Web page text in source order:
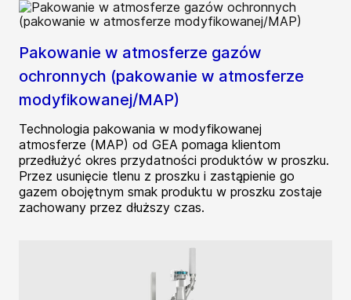
Pakowanie w atmosferze gazów
ochronnych (pakowanie w atmosferze
modyfikowanej/MAP)
Technologia pakowania w modyfikowanej
atmosferze (MAP) od GEA pomaga klientom
przedłużyć okres przydatności produktów w proszku.
Przez usunięcie tlenu z proszku i zastąpienie go
gazem obojętnym smak produktu w proszku zostaje
zachowany przez dłuższy czas.